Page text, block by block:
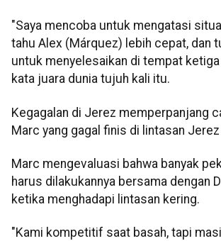
"Saya mencoba untuk mengatasi
tahu Alex (Márquez) lebih cepat, dan
untuk menyelesaikan di tempat
kata juara dunia tujuh kali itu.
Kegagalan di Jerez memperpanjang
Marc yang gagal finis di lintasan
Marc mengevaluasi bahwa banyak
harus dilakukannya bersama dengan
ketika menghadapi lintasan kering.
"Kami kompetitif saat basah, tapi